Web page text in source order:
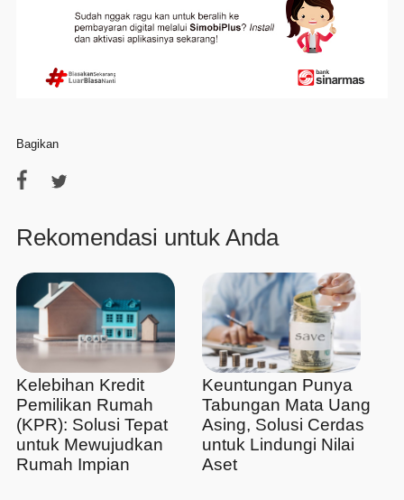
Bagikan
Rekomendasi untuk Anda
Kelebihan Kredit
Pemilikan Rumah
(KPR): Solusi Tepat
untuk Mewujudkan
Rumah Impian
Keuntungan Punya
Tabungan Mata Uang
Asing, Solusi Cerdas
untuk Lindungi Nilai
Aset